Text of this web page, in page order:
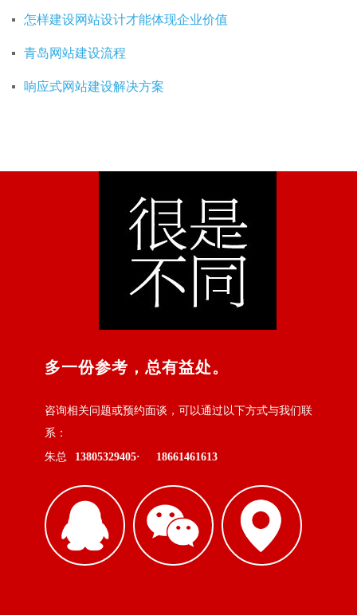
怎样建设网站设计才能体现企业价值
青岛网站建设流程
响应式网站建设解决方案
多一份参考，总有益处。
咨询相关问题或预约面谈，可以通过以下方式与我们联
系：
朱总
13805329405· 18661461613